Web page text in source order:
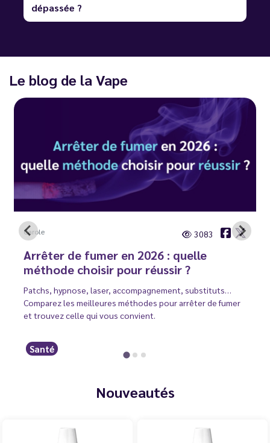
dépassée ?
Le blog de la Vape
Carole 3083
Arrêter de fumer en 2026 : quelle
méthode choisir pour réussir ?
Patchs, hypnose, laser, accompagnement, substituts…
Comparez les meilleures méthodes pour arrêter de fumer
et trouvez celle qui vous convient.
Santé
Nouveautés